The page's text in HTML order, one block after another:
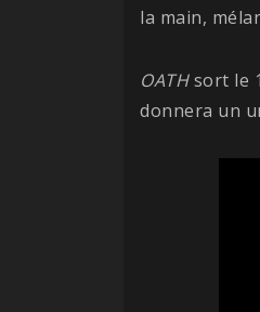
la main,
OATHsort le
donnera un